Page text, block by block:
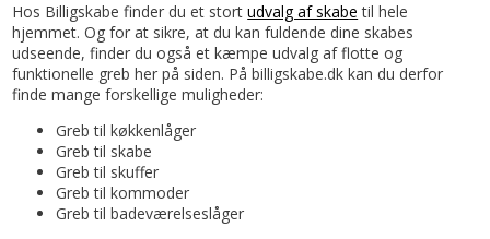
Hos Billigskabe finder du et stortudvalg af skabe til hele
hjemmet. Og for at sikre, at du kan fuldende dine skabes
udseende, finder du også et kæmpe udvalg af flotte og
funktionelle greb her på siden. På billigskabe.dk kan du derfor
finde mange forskellige muligheder:
Greb til køkkenlåger
Greb til skabe
Greb til skuffer
Greb til kommoder
Greb til badeværelseslåger